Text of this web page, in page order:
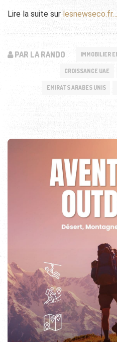
Lire la suite sur lesnewseco.fr…
PAR LA RANDO IMMOBILIER
CROISSANCE UAE
EMIRATS ARABES UNIS